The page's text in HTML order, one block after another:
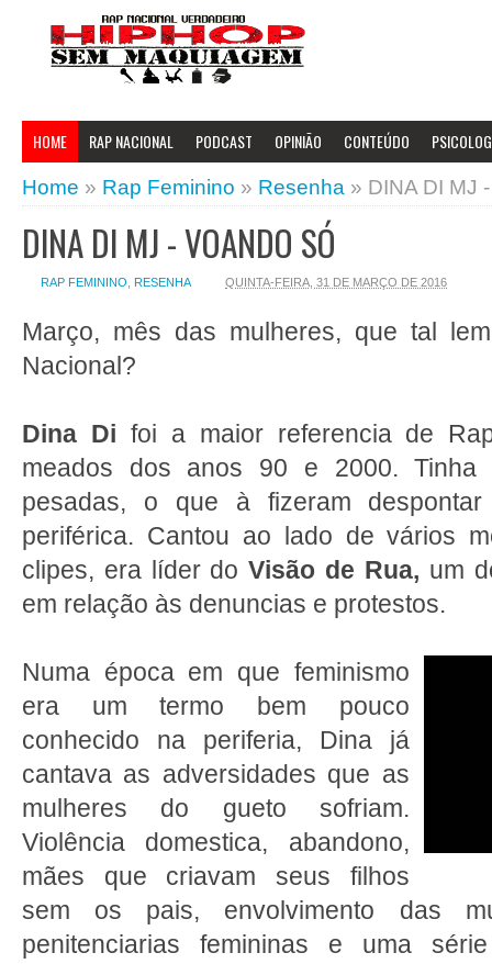
HOME RAP NACIONAL PODCAST OPINIÃO CONTEÚDO
Home » Rap Feminino » Resenha » DINA DI MJ
DINA DI MJ - VOANDO SÓ
RAP FEMININO RESENHA QUINTA-FEIRA, 31 DE MARÇO DE 2016
Março, mês das mulheres, que tal
Nacional?
Dina Di foi a maior referencia de
meados dos anos 90 e 2000.
pesadas, o que à fizeram
periférica. Cantou ao lado de vários
clipes, era líder doVisão de Rua, um
em relação às denuncias e protestos.
Numa época em que feminismo
era um termo bem pouco
conhecido na periferia, Dina já
cantava as adversidades que as
mulheres do gueto sofriam.
Violência domestica, abandono,
mães que criavam seus filhos
sem os pais, envolvimento das
penitenciarias femininas e uma